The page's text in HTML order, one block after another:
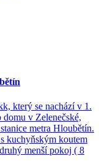
který se nachází v 1.
v Zelenečské,
metra Hloubětín.
kuchyňským koutem
menší pokoj ( 8